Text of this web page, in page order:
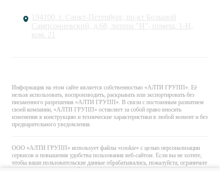
194100, г. Санкт-Петербург, пр-кт Большой
Сампсониевский, д.68, литера "Н", помещ. 1-Н,
ком. 21
Информация на этом сайте является собственностью «АЛТИ ГРУПП». Её
нельзя использовать, воспроизводить, раскрывать или экспортировать без
письменного разрешения «АЛТИ ГРУПП». В связи с постоянным развитием
своей компании, «АЛТИ ГРУПП» оставляет за собой право вносить
изменения в конструкцию и технические характеристики в любой момент и без
предварительного уведомления.
ООО «АЛТИ ГРУПП» использует файлы «cookie» с целью персонализации
сервисов и повышения удобства пользования веб-сайтом. Если вы не хотите,
чтобы ваши пользовательские данные обрабатывались, пожалуйста, ограничьте